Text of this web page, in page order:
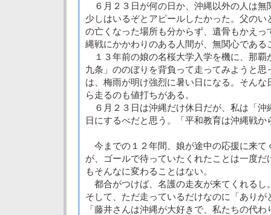
６月２３日が何の日か、沖縄以外の人は無
少しはいるぞとアピールしたかった。父の
の亡くなった場所も分からず、遺骨もかえっ
縄戦にかかわりのある人間が、無関心である
１３年前の娘の名桜大学入学を機に、那覇
九条」ののぼりを背負って走ってみようと思
は、梅雨が明け強烈に暑い日になる。そん
ら走るのも値打ちがある。
６月２３日は沖縄だけ休日だが、私は「沖
日にするべだと思う。「平和教育は沖縄戦か
今までの１２年間、娘が途中の応援に来て
が、ゴールで待っていたくれたことは一度
もそんなに変わることはない。
都合がつけば、名護の走友が来てくれるし
そして、ただ走っているだけなのに「あり
「藤井さんは沖縄が大好きで、私たちの代